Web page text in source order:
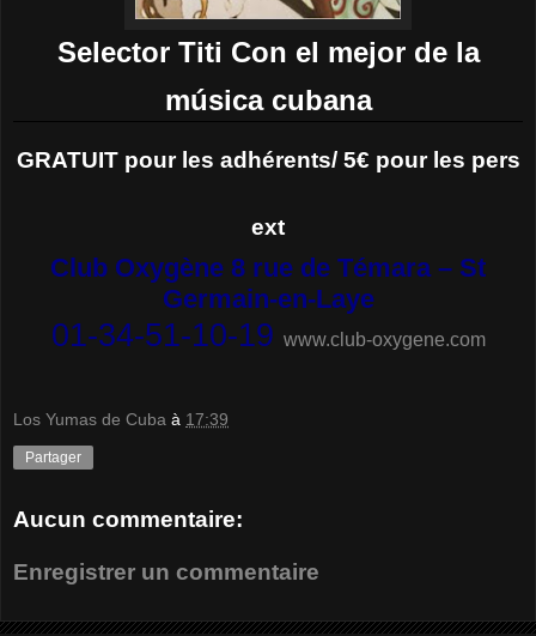
Selector Titi Con el mejor de la
música cubana
GRATUIT pour les adhérents/ 5€ pour les pers
ext
Club Oxygène 8 rue de Témara – St
Germain-en-Laye
01-34-51-10-19 www.club-oxygene.com
Los Yumas de Cuba à 17:39
Partager
Aucun commentaire:
Enregistrer un commentaire